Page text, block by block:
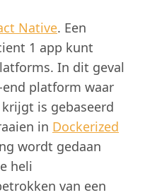
Native. Een
1 app kunt
In dit geval
end platform waar
is gebaseerd
in Dockerized
wordt gedaan
heli
van een